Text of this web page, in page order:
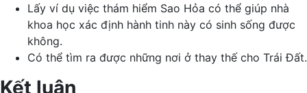
Lấy ví dụ việc thám hiểm Sao Hỏa có thể giúp nhà
khoa học xác định hành tinh này có sinh sống được
không.
Có thể tìm ra được những nơi ở thay thế cho Trái Đất.
Kết luận